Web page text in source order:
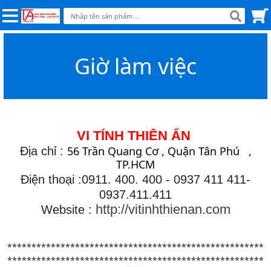
Giờ làm việc
VI TÍNH THIÊN ẤN
Địa chỉ : 56 Trần Quang Cơ , Quận Tân Phú
,
TP.HCM
Điện thoại :0911. 400. 400 - 0937 411 411-
0937.411.411
Website : http://vitinhthienan.com
*****************************************************
*****************************************************